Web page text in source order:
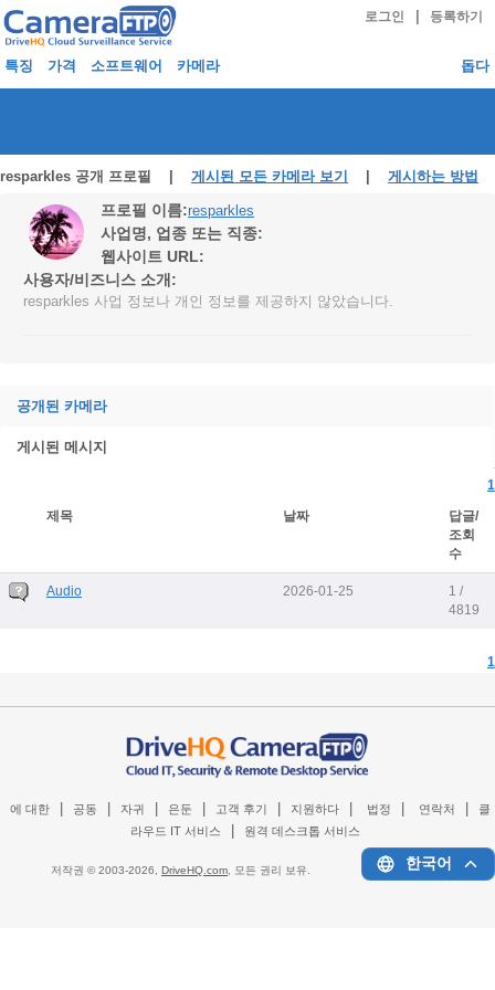
로그인 등록하기
특징 가격 소프트웨어 카메라 돕다
resparkles 공개 프로필 | 게시된 모든 카메라 보기 게시하는 방법
프로필 이름:resparkles
사업명, 업종 또는 직종:
웹사이트 URL:
사용자/비즈니스 소개:
resparkles 사업 정보나 개인 정보를 제공하지 않았습니다.
공개된 카메라
게시된 메시지
1
제목
날짜
답글/
조회
수
Audio 2026-01-25
1 /
4819
1
에 대한 공동 자귀 은둔 고객 후기 지원하다 법정 연락처
클
라우드 IT 서비스
원격 데스크톱 서비스
저작권 © 2003-2026,DriveHQ.com , 모든 권리 보유. 한국어